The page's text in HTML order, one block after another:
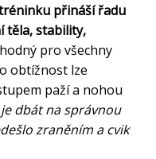
přináší řadu
těla, stability,
pro všechny
obtížnost lze
paží a nohou
dbát na správnou
zraněním a cvik